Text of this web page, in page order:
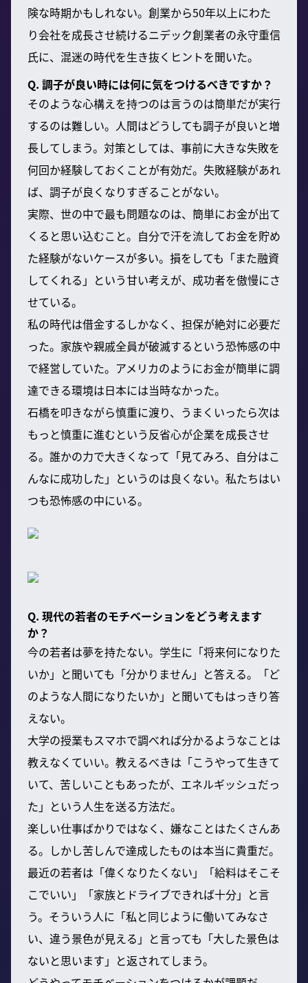
険な時期かもしれない。創業から50年以上にわた
り会社を成長させ続けるニデック創業者の永守重信
氏に、混迷の時代を生き抜くヒントを聞いた。
Q. 調子が良い時には何に気をつけるべきですか？
そのような心構えを持つのは言うのは簡単だが実行
するのは難しい。人間はどうしても調子が良いと増
長してしまう。対策としては、事前に大きな失敗を
何回か経験しておくことが有効だ。失敗経験があれ
ば、調子が良くなりすぎることがない。
実際、世の中で最も問題なのは、簡単にお金が出て
くると思い込むこと。自分で汗を流してお金を貯め
た経験がないケースが多い。損をしても「また融資
してくれる」という甘い考えが、成功者を傲慢にさ
せている。
私の時代は借金するしかなく、担保が絶対に必要だ
った。家族や親戚全員が破滅するという恐怖感の中
で経営していた。アメリカのようにお金が簡単に調
達できる環境は日本には当時なかった。
石橋を叩きながら慎重に渡り、うまくいったら次は
もっと慎重に進むという反省心が企業を成長させ
る。誰かの力で大きくなって「見てみろ、自分はこ
んなに成功した」というのは良くない。私たちはい
つも恐怖感の中にいる。
Q. 現代の若者のモチベーションをどう考えます
か？
今の若者は夢を持たない。学生に「将来何になりた
いか」と聞いても「分かりません」と答える。「ど
のような人間になりたいか」と聞いてもはっきり答
えない。
大学の授業もスマホで調べれば分かるようなことは
教えなくていい。教えるべきは「こうやって生きて
いて、苦しいこともあったが、エネルギッシュだっ
た」という人生を送る方法だ。
楽しい仕事ばかりではなく、嫌なことはたくさんあ
る。しかし苦しんで達成したものは本当に貴重だ。
最近の若者は「偉くなりたくない」「給料はそこそ
こでいい」「家族とドライブできれば十分」と言
う。そういう人に「私と同じように働いてみなさ
い、違う景色が見える」と言っても「大した景色は
ないと思います」と返されてしまう。